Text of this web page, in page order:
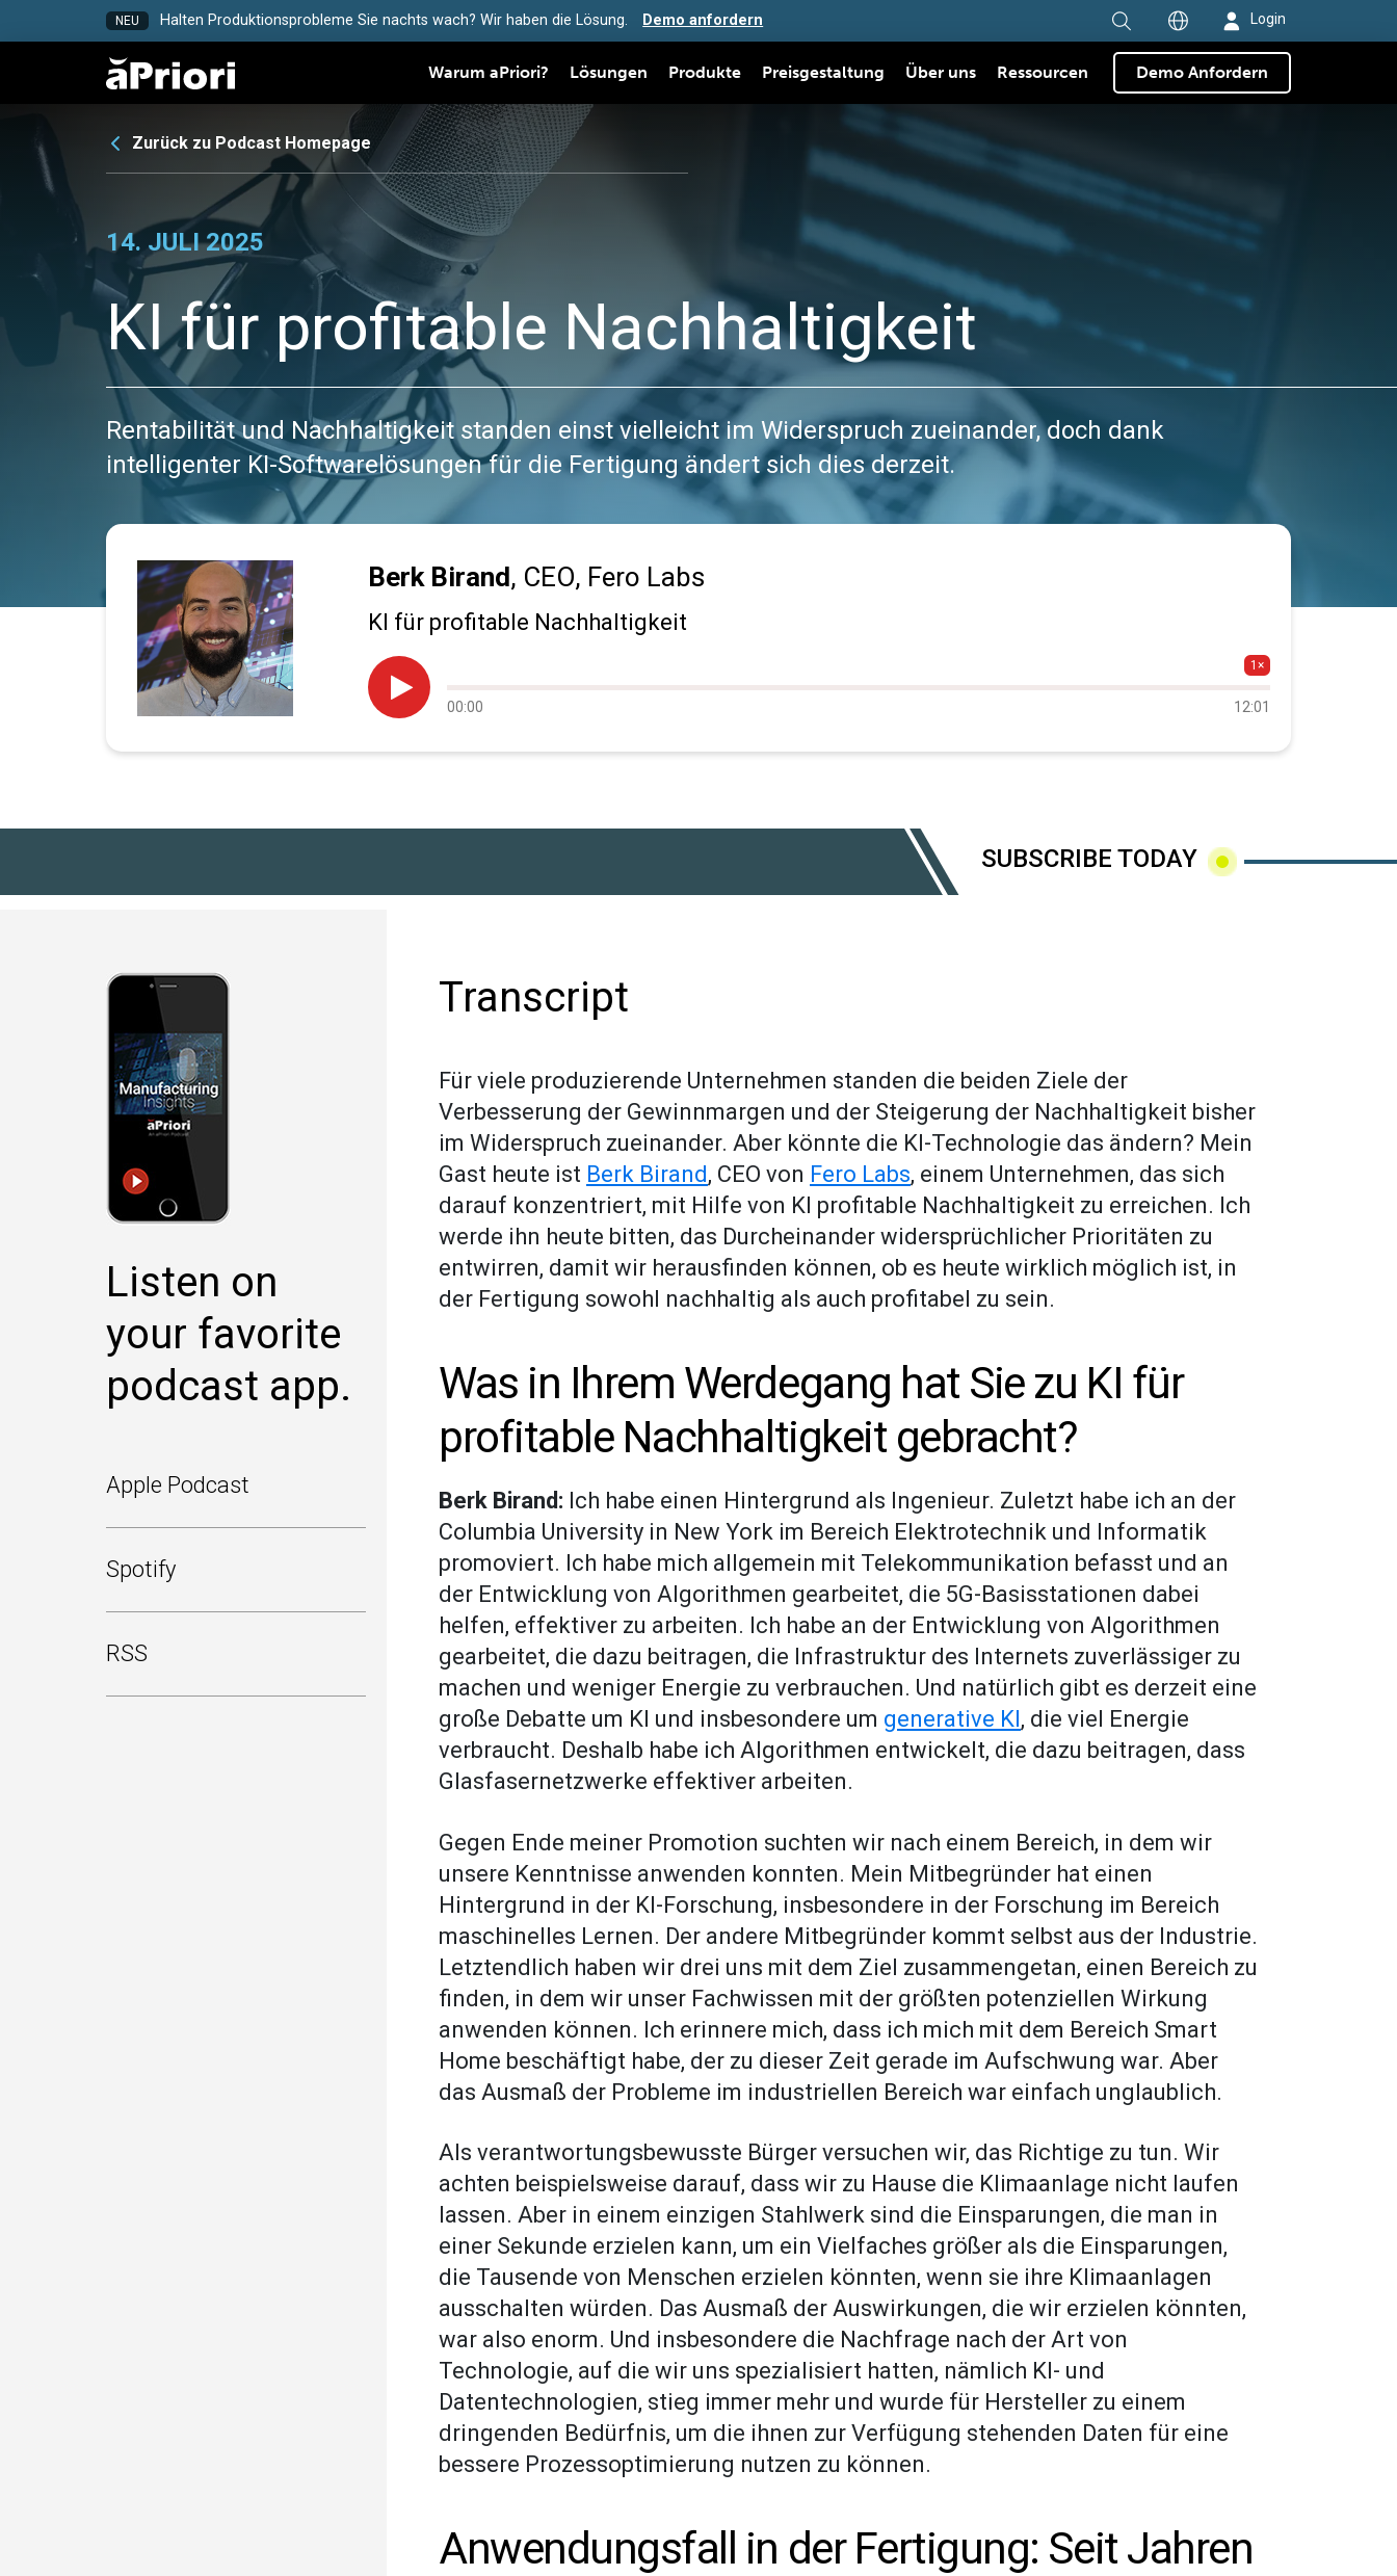
NEU Halten Produktionsprobleme Sie nachts wach? Wir haben die Lösung. Demo anfordern Login
Warum aPriori? Lösungen Produkte Preisgestaltung Über uns Ressourcen Demo Anfordern
Zurück zu Podcast Homepage
14. JULI 2025
KI für profitable Nachhaltigkeit
Rentabilität und Nachhaltigkeit standen einst vielleicht im Widerspruch zueinander, doch dank
intelligenter KI-Softwarelösungen für die Fertigung ändert sich dies derzeit.
Berk Birand, CEO, Fero Labs
KI für profitable Nachhaltigkeit

1×
00:00 12:01
SUBSCRIBE TODAY
Listen on
your favorite
podcast app.
Apple Podcast
Spotify
RSS
Transcript
Für viele produzierende Unternehmen standen die beiden Ziele der
Verbesserung der Gewinnmargen und der Steigerung der Nachhaltigkeit bisher
im Widerspruch zueinander. Aber könnte die KI-Technologie das ändern? Mein
Gast heute ist Berk Birand, CEO von Fero Labs, einem Unternehmen, das sich
darauf konzentriert, mit Hilfe von KI profitable Nachhaltigkeit zu erreichen. Ich
werde ihn heute bitten, das Durcheinander widersprüchlicher Prioritäten zu
entwirren, damit wir herausfinden können, ob es heute wirklich möglich ist, in
der Fertigung sowohl nachhaltig als auch profitabel zu sein.
Was in Ihrem Werdegang hat Sie zu KI für
profitable Nachhaltigkeit gebracht?
Berk Birand: Ich habe einen Hintergrund als Ingenieur. Zuletzt habe ich an der
Columbia University in New York im Bereich Elektrotechnik und Informatik
promoviert. Ich habe mich allgemein mit Telekommunikation befasst und an
der Entwicklung von Algorithmen gearbeitet, die 5G-Basisstationen dabei
helfen, effektiver zu arbeiten. Ich habe an der Entwicklung von Algorithmen
gearbeitet, die dazu beitragen, die Infrastruktur des Internets zuverlässiger zu
machen und weniger Energie zu verbrauchen. Und natürlich gibt es derzeit eine
große Debatte um KI und insbesondere um generative KI, die viel Energie
verbraucht. Deshalb habe ich Algorithmen entwickelt, die dazu beitragen, dass
Glasfasernetzwerke effektiver arbeiten.
Gegen Ende meiner Promotion suchten wir nach einem Bereich, in dem wir
unsere Kenntnisse anwenden konnten. Mein Mitbegründer hat einen
Hintergrund in der KI-Forschung, insbesondere in der Forschung im Bereich
maschinelles Lernen. Der andere Mitbegründer kommt selbst aus der Industrie.
Letztendlich haben wir drei uns mit dem Ziel zusammengetan, einen Bereich zu
finden, in dem wir unser Fachwissen mit der größten potenziellen Wirkung
anwenden können. Ich erinnere mich, dass ich mich mit dem Bereich Smart
Home beschäftigt habe, der zu dieser Zeit gerade im Aufschwung war. Aber
das Ausmaß der Probleme im industriellen Bereich war einfach unglaublich.
Als verantwortungsbewusste Bürger versuchen wir, das Richtige zu tun. Wir
achten beispielsweise darauf, dass wir zu Hause die Klimaanlage nicht laufen
lassen. Aber in einem einzigen Stahlwerk sind die Einsparungen, die man in
einer Sekunde erzielen kann, um ein Vielfaches größer als die Einsparungen,
die Tausende von Menschen erzielen könnten, wenn sie ihre Klimaanlagen
ausschalten würden. Das Ausmaß der Auswirkungen, die wir erzielen könnten,
war also enorm. Und insbesondere die Nachfrage nach der Art von
Technologie, auf die wir uns spezialisiert hatten, nämlich KI- und
Datentechnologien, stieg immer mehr und wurde für Hersteller zu einem
dringenden Bedürfnis, um die ihnen zur Verfügung stehenden Daten für eine
bessere Prozessoptimierung nutzen zu können.
Anwendungsfall in der Fertigung: Seit Jahren